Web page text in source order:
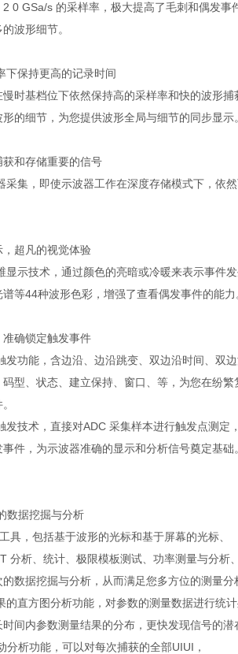
0 GSa/s 的采样率，极大提高了毛刺和偶发事
波形细节。
下保持更高的记录时间
时基档位下依然保持高的采样率和快的波形捕
的细节，为您提供波形全局与细节的同步显示。
和存储重要的信号
集，即使示波器工作在深度存储模式下，依
超凡的视觉体验
示技术，通过颜色的亮暗或冷暖来表示事件
等44种波形色彩，增强了查看偶发事件的能力
确锁定触发事件
功能，含边沿、边沿跳变、双边沿时间、双
型、状态、建立保持、窗口、等，为您在纷繁
技术，直接对ADC 采集样本进行触发点测定，
件，为示波器准确的显示和分析信号奠定基础。
数据挖掘与分析
具，包括基于波形的光标和基于屏幕的光标、
分析、统计、极限模板测试、功率测量与分析、
数据挖掘与分析，从而满足您多方位的测量分
直方图分析功能，对参数的测量数据进行统计
间内参数测量结果的分布，更快发现信号的潜
析功能，可以对每次捕获的全部UIUI，